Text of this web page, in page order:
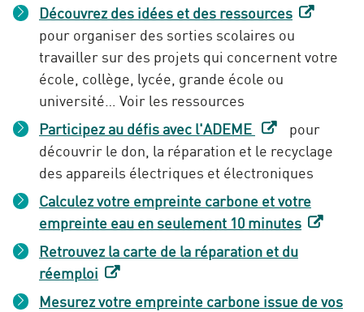
Découvrez des idées et des ressources
pour organiser des sorties scolaires ou
travailler sur des projets qui concernent votre
école, collège, lycée, grande école ou
université… Voir les ressources
Participez au défis avec l'ADEME
pour
découvrir le don, la réparation et le recyclage
des appareils électriques et électroniques
Calculez votre empreinte carbone et votre
empreinte eau en seulement 10 minutes
Retrouvez la carte de la réparation et du
réemploi
Mesurez votre empreinte carbone issue de vos